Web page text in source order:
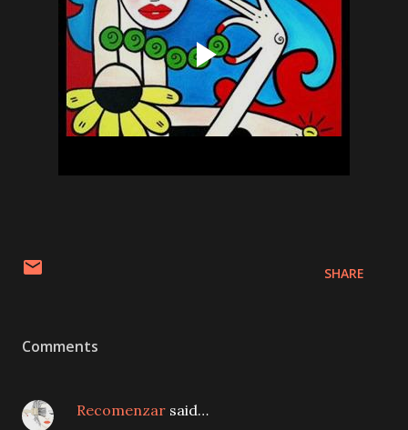
SHARE
Comments
Recomenzar said…